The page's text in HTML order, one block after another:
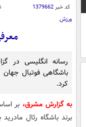
کد خبر1379662
ورزش
کرد.
به گزارش مشرق،